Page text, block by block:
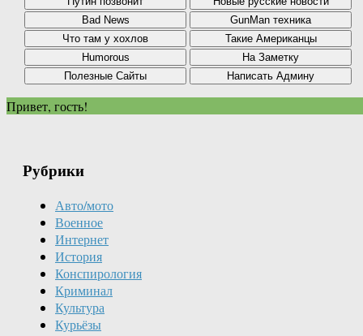
Привет, гость!
Рубрики
Авто/мото
Военное
Интернет
История
Конспирология
Криминал
Культура
Курьёзы